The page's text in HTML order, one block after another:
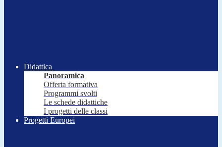
Didattica
Panoramica
Offerta formativa
Programmi svolti
Le schede didattiche
I progetti delle classi
Progetti Europei